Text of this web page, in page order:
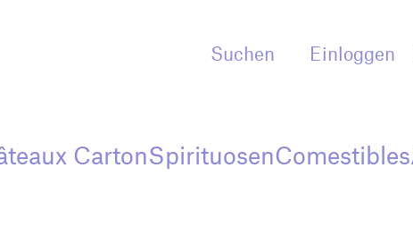
Suchen Einloggen
CartonSpirituosenComestibles